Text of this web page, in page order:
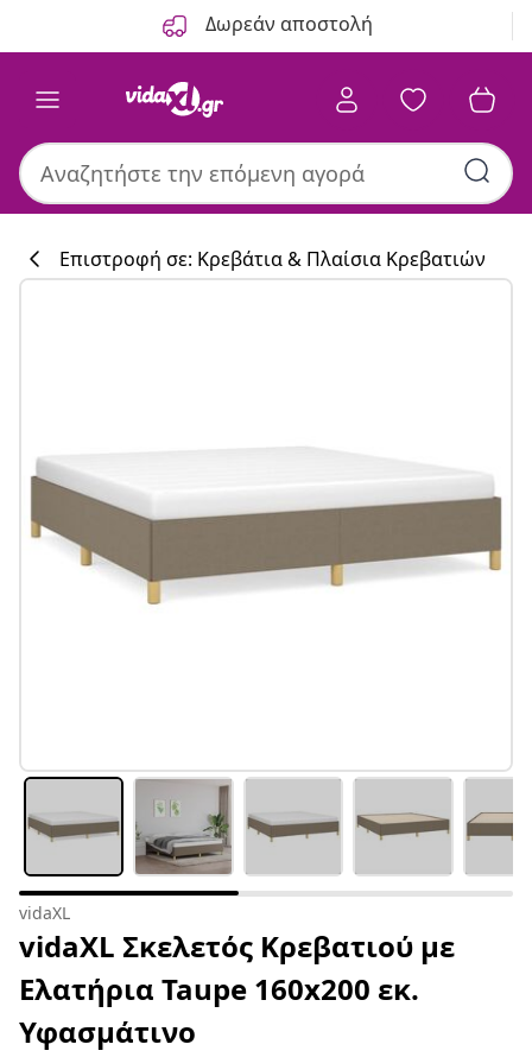
Δωρεάν αποστολή
Επιστροφή σε: Κρεβάτια & Πλαίσια Κρεβατιών
vidaXL
vidaXL Σκελετός Κρεβατιού με
Ελατήρια Taupe 160x200 εκ.
Υφασμάτινο